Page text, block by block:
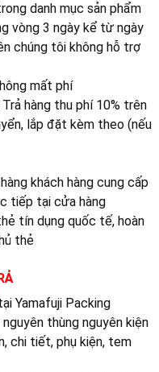
danh mục sản phẩm
vòng 3 ngày kể từ ngày
chúng tôi không hỗ trợ
mất phí
hàng thu phí 10% trên
lắp đặt kèm theo (nếu
khách hàng cung cấp
tiếp tại cửa hàng
tín dụng quốc tế, hoàn
thẻ
Yamafuji Packing
thùng nguyên kiện
chi tiết, phụ kiện, tem